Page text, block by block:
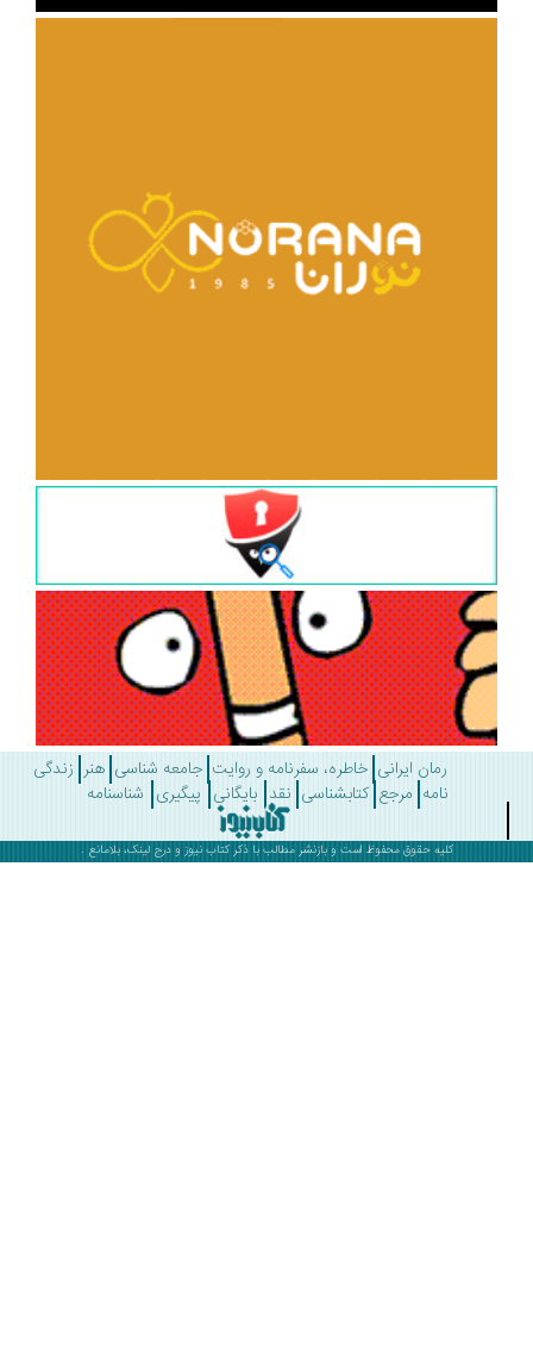
رمان ایرانی خاطره، سفرنامه و روایت جامعه شناسی هنر زندگی
مرجع کتابشناسی نقد بایگانی پیگیری شناسنامه
کلیه حقوق محفوظ است و بازنشر مطالب با ذکرکتاب نیوزو درج لینک، بلامانع .